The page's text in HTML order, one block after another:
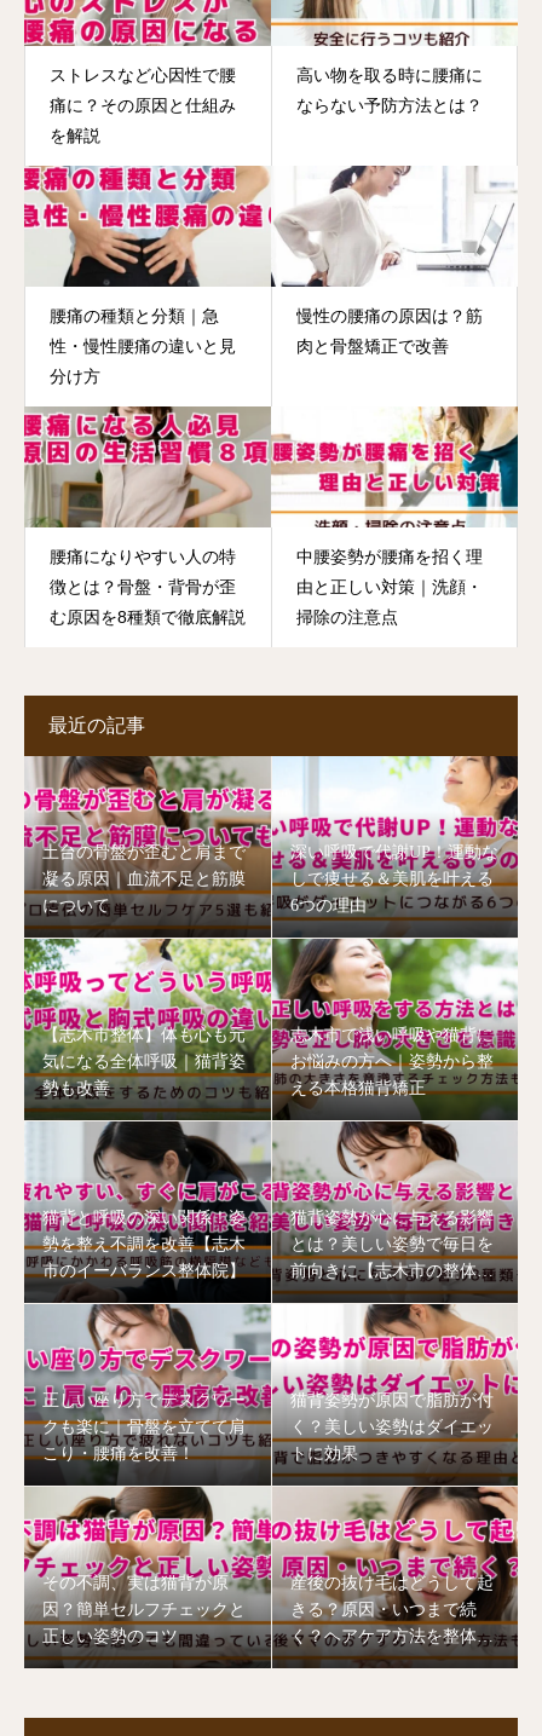
ストレスなど心因性で腰
痛に？その原因と仕組み
を解説
高い物を取る時に腰痛に
ならない予防方法とは？
腰痛の種類と分類｜急
性・慢性腰痛の違いと見
分け方
慢性の腰痛の原因は？筋
肉と骨盤矯正で改善
腰痛になりやすい人の特
徴とは？骨盤・背骨が歪
む原因を8種類で徹底解説
中腰姿勢が腰痛を招く理
由と正しい対策｜洗顔・
掃除の注意点
最近の記事
土台の骨盤が歪むと肩まで
凝る原因｜血流不足と筋膜
について
深い呼吸で代謝UP！運動な
しで痩せる＆美肌を叶える
6つの理由
【志木市整体】体も心も元
気になる全体呼吸｜猫背姿
勢も改善
志木市で浅い呼吸や猫背に
お悩みの方へ｜姿勢から整
える本格猫背矯正
猫背と呼吸の深い関係！姿
勢を整え不調を改善【志木
市のイーバランス整体院】
猫背姿勢が心に与える影響
とは？美しい姿勢で毎日を
前向きに【志木市の整体
院】
正しい座り方でデスクワー
クも楽に｜骨盤を立てて肩
こり・腰痛を改善！
猫背姿勢が原因で脂肪が付
く？美しい姿勢はダイエッ
トに効果
その不調、実は猫背が原
因？簡単セルフチェックと
正しい姿勢のコツ
産後の抜け毛はどうして起
きる？原因・いつまで続
く？ヘアケア方法を整体師
が解説【志木市】